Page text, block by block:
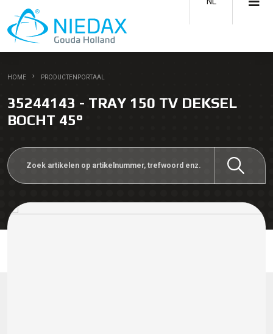
HOME PRODUCTENPORTAAL
35244143 - TRAY 150 TV DEKSEL
BOCHT 45°